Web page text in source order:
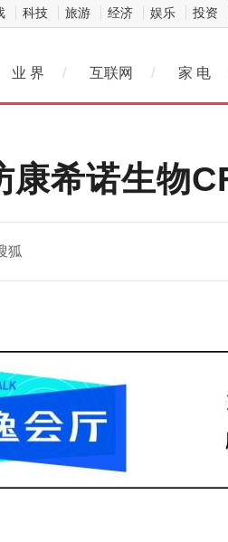
科技 旅游 经济 娱乐 投资
业 界 / 互联网 / 家 电
康希诺生物
狐